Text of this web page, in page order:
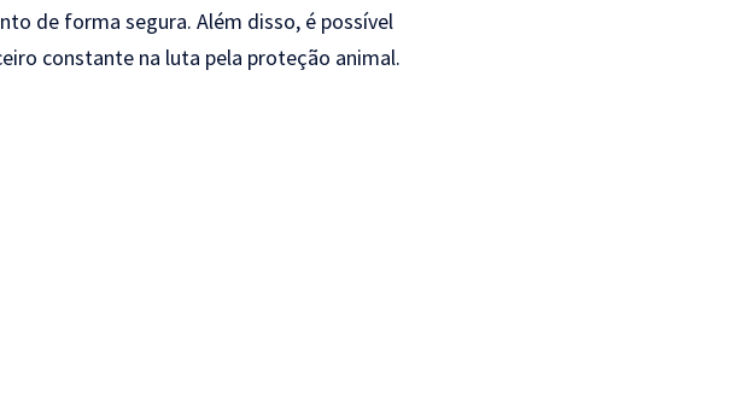
de forma segura. Além disso, é possível
constante na luta pela proteção animal.